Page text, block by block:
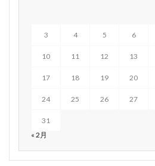
3 4 5 6
10 11 12 13
17 18 19 20
24 25 26 27
31
« 2月